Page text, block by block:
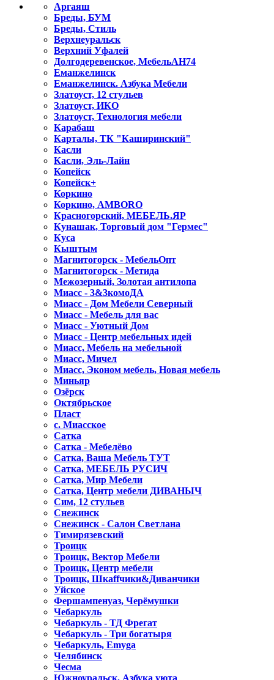
Аргаяш
Бреды, БУМ
Бреды, Стиль
Верхнеуральск
Верхний Уфалей
Долгодеревенское, МебельАН74
Еманжелинск
Еманжелинск. Азбука Мебели
Златоуст, 12 стульев
Златоуст, ИКО
Златоуст, Технология мебели
Карабаш
Карталы, ТК "Каширинский"
Касли
Касли, Эль-Лайн
Копейск
Копейск+
Коркино
Коркино, AMBORO
Красногорский, МЕБЕЛЬ.ЯР
Кунашак, Торговый дом "Гермес"
Куса
Кыштым
Магнитогорск - МебельОпт
Магнитогорск - Метида
Межозерный, Золотая антилопа
Миасс - 3&3комоДА
Миасс - Дом Мебели Северный
Миасс - Мебель для вас
Миасс - Уютный Дом
Миасс - Центр мебельных идей
Миасс, Мебель на мебельной
Миасс, Мичел
Миасс, Эконом мебель, Новая мебель
Миньяр
Озёрск
Октябрьское
Пласт
с. Миасское
Сатка
Сатка - Мебелёво
Сатка, Ваша Мебель ТУТ
Сатка, МЕБЕЛЬ РУСИЧ
Сатка, Мир Мебели
Сатка, Центр мебели ДИВАНЫЧ
Сим, 12 стульев
Снежинск
Снежинск - Салон Светлана
Тимирязевский
Троицк
Троицк, Вектор Мебели
Троицк, Центр мебели
Троицк, Шкаffчики&Диванчики
Уйское
Фершампенуаз, Черёмушки
Чебаркуль
Чебаркуль - ТД Фрегат
Чебаркуль - Три богатыря
Чебаркуль, Emyga
Челябинск
Чесма
Южноуральск, Азбука уюта